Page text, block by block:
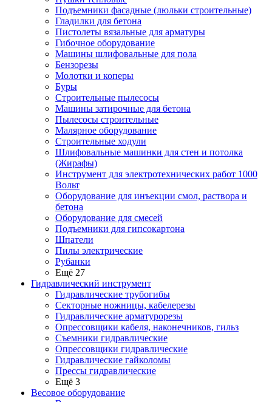
Подъемники фасадные (люльки строительные)
Гладилки для бетона
Пистолеты вязальные для арматуры
Гибочное оборудование
Машины шлифовальные для пола
Бензорезы
Молотки и коперы
Буры
Строительные пылесосы
Машины затирочные для бетона
Пылесосы строительные
Малярное оборудование
Строительные ходули
Шлифовальные машинки для стен и потолка
(Жирафы)
Инструмент для электротехнических работ 1000
Вольт
Оборудование для инъекции смол, раствора и
бетона
Оборудование для смесей
Подъемники для гипсокартона
Шпатели
Пилы электрические
Рубанки
Ещё 27
Гидравлический инструмент
Гидравлические трубогибы
Секторные ножницы, кабелерезы
Гидравлические арматурорезы
Опрессовщики кабеля, наконечников, гильз
Съемники гидравлические
Опрессовщики гидравлические
Гидравлические гайколомы
Прессы гидравлические
Ещё 3
Весовое оборудование